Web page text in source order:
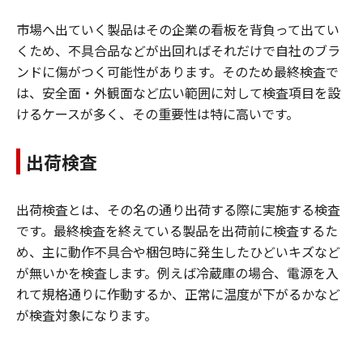
市場へ出ていく製品はその企業の看板を背負って出てい
くため、不具合品などが出回ればそれだけで自社のブラ
ンドに傷がつく可能性があります。そのため最終検査で
は、安全面・外観面など広い範囲に対して検査項目を設
けるケースが多く、その重要性は特に高いです。
出荷検査
出荷検査とは、その名の通り出荷する際に実施する検査
です。最終検査を終えている製品を出荷前に検査するた
め、主に動作不具合や梱包時に発生したひどいキズなど
が無いかを検査します。例えば冷蔵庫の場合、電源を入
れて規格通りに作動するか、正常に温度が下がるかなど
が検査対象になります。